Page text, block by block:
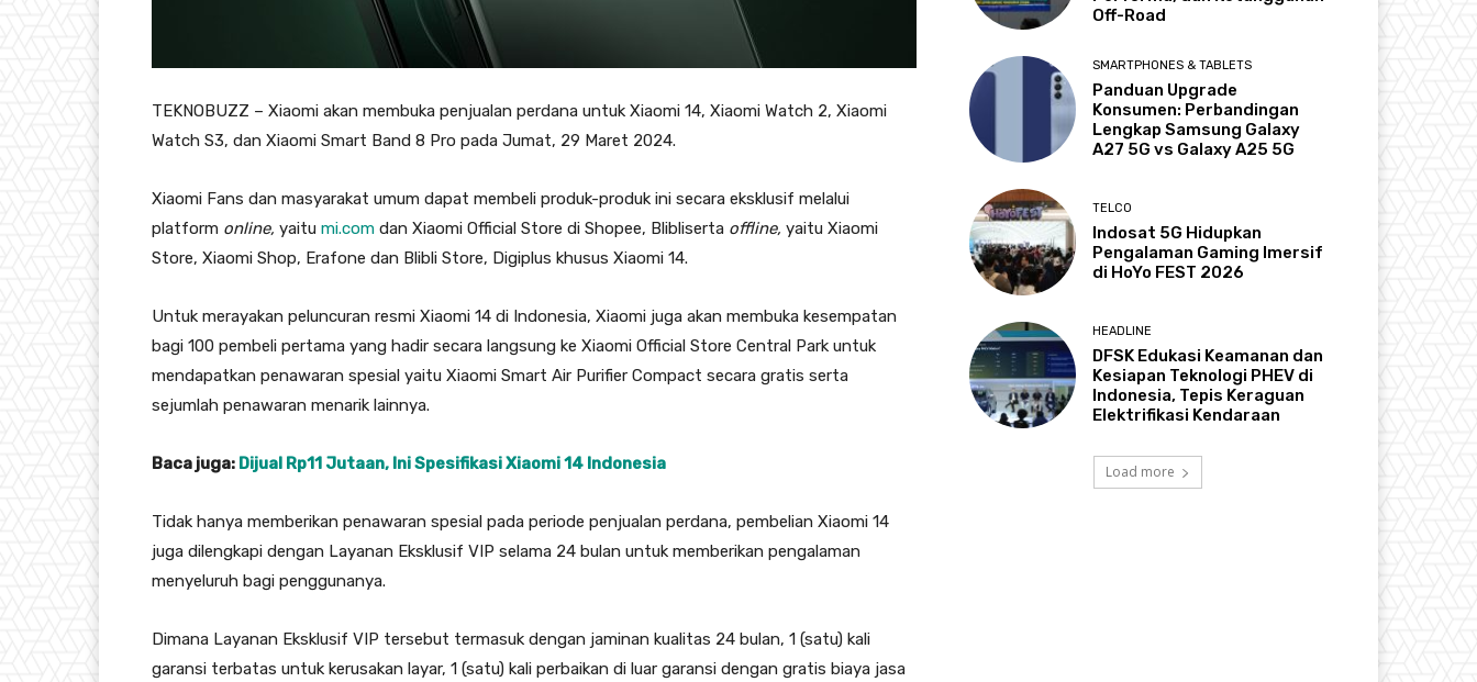
TEKNOBUZZ – Xiaomi akan membuka penjualan perdana untuk Xiaomi 14, Xiaomi Watch 2, Xiaomi
Watch S3, dan Xiaomi Smart Band 8 Pro pada Jumat, 29 Maret 2024.
Xiaomi Fans dan masyarakat umum dapat membeli produk-produk ini secara eksklusif melalui
platform online, yaitu mi.com dan Xiaomi Official Store di Shopee, Blibliserta offline, yaitu Xiaomi
Store, Xiaomi Shop, Erafone dan Blibli Store, Digiplus khusus Xiaomi 14.
Untuk merayakan peluncuran resmi Xiaomi 14 di Indonesia, Xiaomi juga akan membuka kesempatan
bagi 100 pembeli pertama yang hadir secara langsung ke Xiaomi Official Store Central Park untuk
mendapatkan penawaran spesial yaitu Xiaomi Smart Air Purifier Compact secara gratis serta
sejumlah penawaran menarik lainnya.
Baca juga: Dijual Rp11 Jutaan, Ini Spesifikasi Xiaomi 14 Indonesia
Tidak hanya memberikan penawaran spesial pada periode penjualan perdana, pembelian Xiaomi 14
juga dilengkapi dengan Layanan Eksklusif VIP selama 24 bulan untuk memberikan pengalaman
menyeluruh bagi penggunanya.
Dimana Layanan Eksklusif VIP tersebut termasuk dengan jaminan kualitas 24 bulan, 1 (satu) kali
garansi terbatas untuk kerusakan layar, 1 (satu) kali perbaikan di luar garansi dengan gratis biaya jasa
Off-Road
SMARTPHONES & TABLETS
Panduan Upgrade
Konsumen: Perbandingan
Lengkap Samsung Galaxy
A27 5G vs Galaxy A25 5G
TELCO
Indosat 5G Hidupkan
Pengalaman Gaming Imersif
di HoYo FEST 2026
HEADLINE
DFSK Edukasi Keamanan dan
Kesiapan Teknologi PHEV di
Indonesia, Tepis Keraguan
Elektrifikasi Kendaraan
Load more